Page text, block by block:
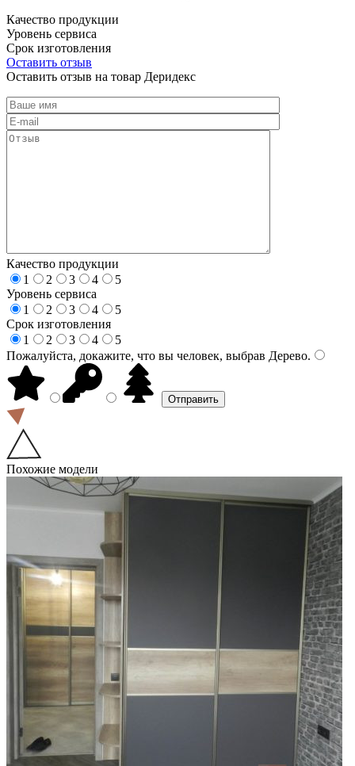
Качество продукции
Уровень сервиса
Срок изготовления
Оставить отзыв
Оставить отзыв на товар Деридекс
Качество продукции
1
2 3 4
5
Уровень сервиса
1
2 3 4
5
Срок изготовления
1
2 3 4
5
Пожалуйста, докажите, что вы человек, выбрав Дерево.
Похожие модели